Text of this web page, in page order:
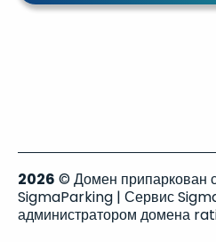
2026 © Домен припаркован
SigmaParking | Сервис
администратором домена